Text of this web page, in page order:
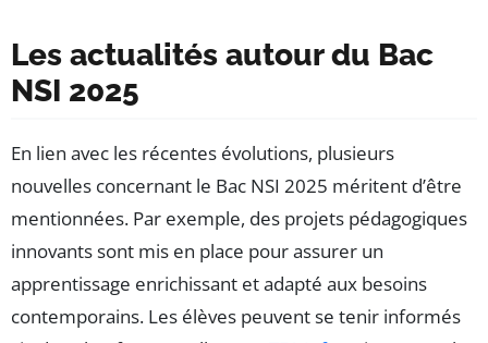
Les actualités autour du Bac
NSI 2025
En lien avec les récentes évolutions, plusieurs
nouvelles concernant le Bac NSI 2025 méritent d’être
mentionnées. Par exemple, des projets pédagogiques
innovants sont mis en place pour assurer un
apprentissage enrichissant et adapté aux besoins
contemporains. Les élèves peuvent se tenir informés